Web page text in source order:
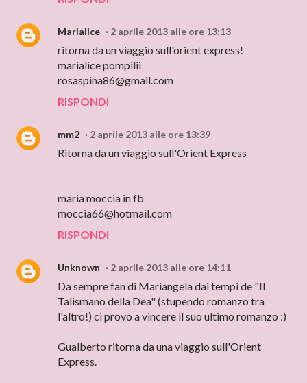
Marialice 2 aprile 2013 alle ore 13:13
ritorna da un viaggio sull'orient express!
marialice pompilii
rosaspina86@gmail.com
RISPONDI
mm2 2 aprile 2013 alle ore 13:39
Ritorna da un viaggio sull'Orient Express
maria moccia in fb
moccia66@hotmail.com
RISPONDI
Unknown 2 aprile 2013 alle ore 14:11
Da sempre fan di Mariangela dai tempi de "Il
Talismano della Dea" (stupendo romanzo tra
l'altro!) ci provo a vincere il suo ultimo romanzo :)
Gualberto ritorna da una viaggio sull'Orient
Express.